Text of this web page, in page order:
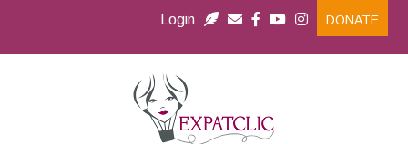
Login DONATE